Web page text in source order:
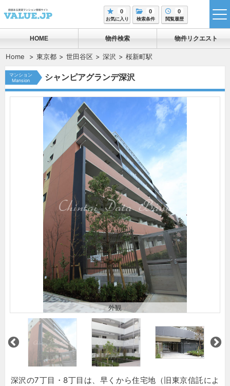
0
お気に入り
0
検索条件
0
閲覧履歴
HOME 物件検索 物件リクエスト
Home 東京都 世田谷区 深沢 桜新町駅
マンション
Mansion
シャンピアグランデ深沢
外観
深沢の7丁目・8丁目は、早くから住宅地（旧東京信託によ